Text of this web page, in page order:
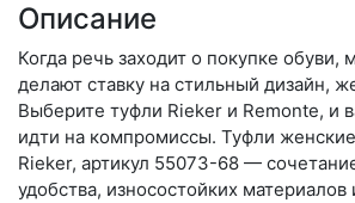
Описание
Когда речь заходит о покупке
делают ставку на стильный дизайн,
Выберите туф­ли Rieker и Remonte, и
идти на компромиссы. Туфли
Rieker, артикул 55073-68 —
удобства, износостойких материалов